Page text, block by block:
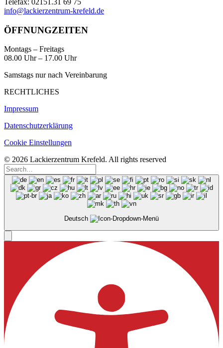
Telefax: 02151.31 69 75
info@lackierzentrum-krefeld.de
ÖFFNUNGZEITEN
Montags – Freitags
08.00 Uhr – 17.00 Uhr
Samstags nur nach Vereinbarung
RECHTLICHES
Impressum
Datenschutzerklärung
Cookie Einstellungen
© 2026 Lackierzentrum Krefeld. All rights reserved
Deutsch